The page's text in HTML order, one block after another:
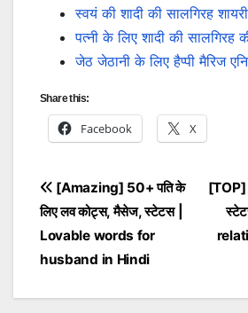
स्वयं की शादी की सालगिरह
पत्नी के लिए शादी की सालगिरह
जेठ जेठानी के लिए हैप्पी मैरिज
Share this:
Facebook X
Post
navigation
[TOP]
[Amazing] 50+ पति के
लिए लव कोट्स, मैसेज, स्टेटस |
Lovable words for
husband in Hindi